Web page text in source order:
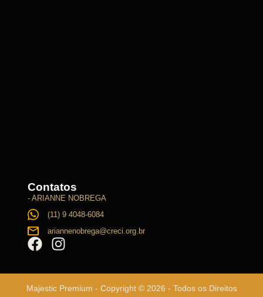
Contatos
- ARIANNE NOBREGA
(11) 9 4048-6084
ariannenobrega@creci.org.br
Majestic Premium - Copyright © 2026 - Todos os Direitos